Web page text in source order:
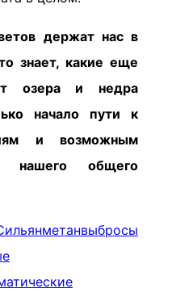
держат нас в
знает, какие еще
озера и недра
начало пути к
и возможным
нашего общего
метанвыбросы